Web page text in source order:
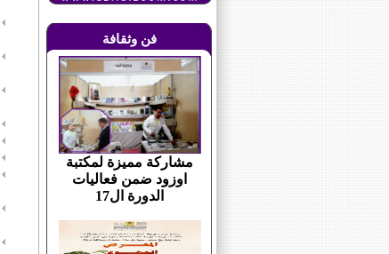
فن وثقافة
مشاركة مميزة لمكتبة
اوزود ضمن فعاليات
الدورة ال17